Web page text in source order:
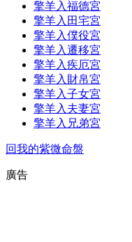
擎羊入福德宮
擎羊入田宅宮
擎羊入僕役宮
擎羊入遷移宮
擎羊入疾厄宮
擎羊入財帛宮
擎羊入子女宮
擎羊入夫妻宮
擎羊入兄弟宮
回我的紫微命盤
廣告